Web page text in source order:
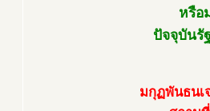
หรือ
ปัจจุบันรั
มกุฏพันธนเ